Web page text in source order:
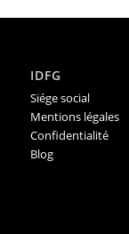
IDFG
Siége social
Mentions légales
Confidentialité
Blog